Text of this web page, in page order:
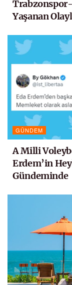
Trabzonspor-
Yaşanan
GÜNDEM
A Milli
Erdem’in
Gündeminde